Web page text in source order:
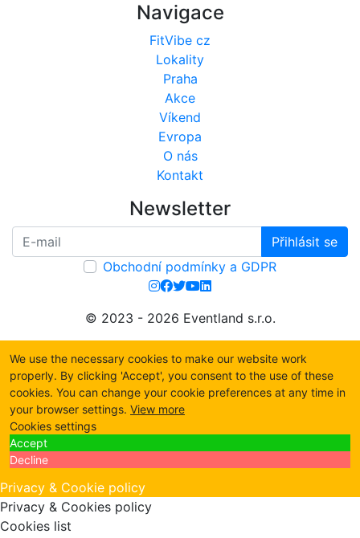
Navigace
FitVibe cz
Lokality
Praha
Akce
Víkend
Evropa
O nás
Kontakt
Newsletter
Přihlásit se
Obchodní podmínky a GDPR
© 2023 - 2026 Eventland s.r.o.
We use the necessary cookies to make our website work
properly. By clicking 'Accept', you consent to the use of these
cookies. You can change your cookie preferences at any time in
your browser settings. View more
Cookies settings
Accept
Decline
Privacy & Cookie policy
Privacy & Cookies policy
Cookies list